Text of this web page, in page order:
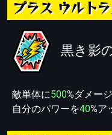
プラス ウルト
黒き影
敵単体に500%ダメージ
自分のパワーを40%ア